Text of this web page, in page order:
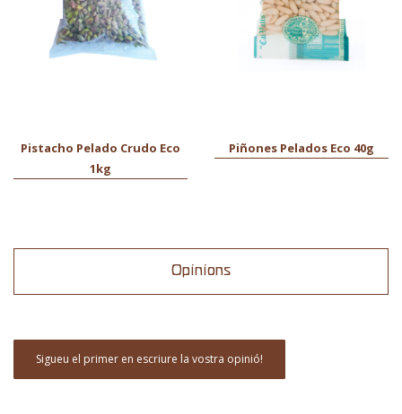
Pistacho Pelado Crudo Eco
1kg
Piñones Pelados Eco 40g
Opinions
Sigueu el primer en escriure la vostra opinió!